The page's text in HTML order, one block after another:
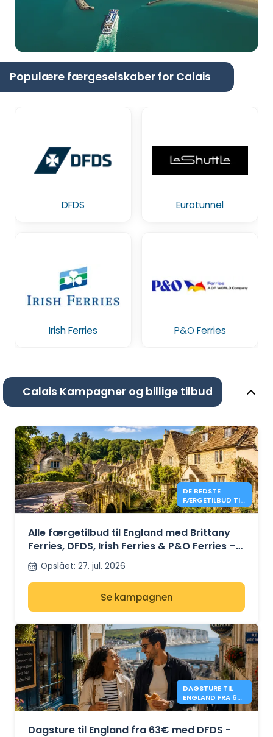
Populære færgeselskaber for Calais
DFDS Eurotunnel
Irish Ferries P&O Ferries
Calais Kampagner og billige tilbud
DE BEDSTE
FÆRGETILBUD TIL
ENGLAND I 2026
Alle færgetilbud til England med Brittany
Ferries, DFDS, Irish Ferries & P&O Ferries –
fra 41€
Opslået: 27. jul. 2026
Se kampagnen
DAGSTURE TIL
ENGLAND FRA 63
€ - DFDS
Dagsture til England fra 63€ med DFDS -